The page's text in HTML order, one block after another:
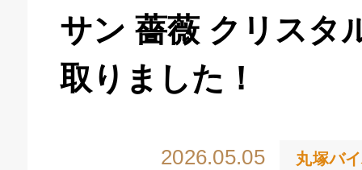
サン 薔薇 クリスタ
取りました！
2026.05.05 丸塚バ